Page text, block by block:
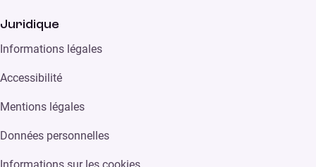
Juridique
Informations légales
Accessibilité
Mentions légales
Données personnelles